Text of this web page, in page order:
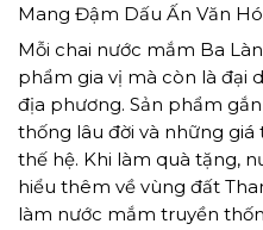
Mang Đậm Dấu Ấn Văn
Mỗi chai nước mắm Ba
phẩm gia vị mà còn là đại
địa phương. Sản phẩm
thống lâu đời và những
thế hệ. Khi làm quà tặng,
hiểu thêm về vùng đất
làm nước mắm truyền